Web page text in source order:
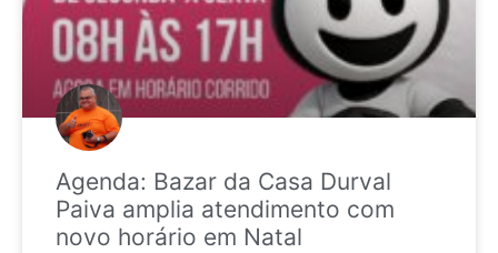
Agenda: Bazar da Casa Durval
Paiva amplia atendimento com
novo horário em Natal